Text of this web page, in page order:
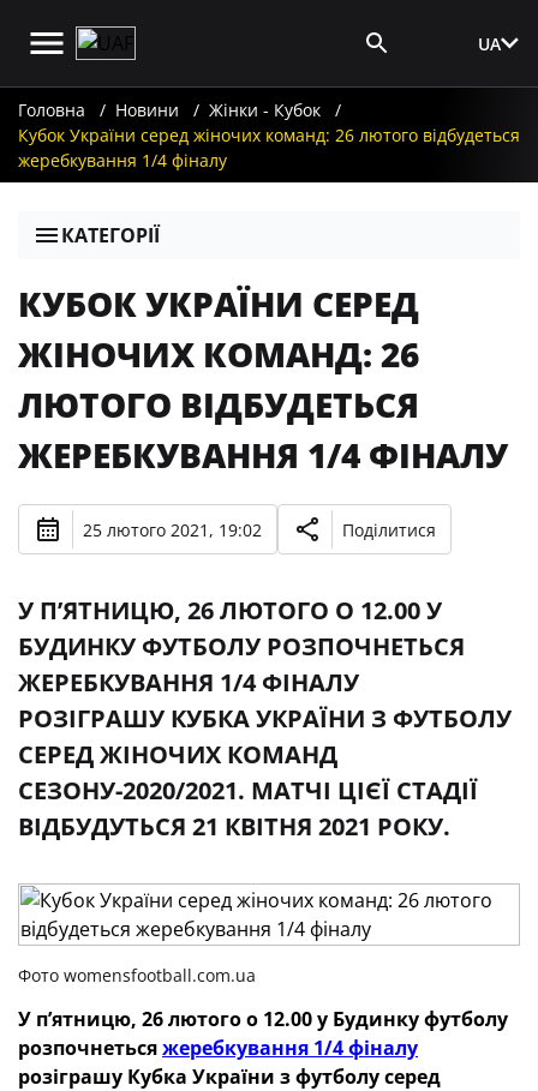
UA
Головна Новини
Жінки - Кубок
Кубок України серед жіночих команд: 26 лютого відбудеться
жеребкування 1/4 фіналу
КАТЕГОРІЇ
КУБОК УКРАЇНИ СЕРЕД
ЖІНОЧИХ КОМАНД: 26
ЛЮТОГО ВІДБУДЕТЬСЯ
ЖЕРЕБКУВАННЯ 1/4 ФІНАЛУ
25 лютого 2021, 19:02 Поділитися
У П’ЯТНИЦЮ, 26 ЛЮТОГО О 12.00 У
БУДИНКУ ФУТБОЛУ РОЗПОЧНЕТЬСЯ
ЖЕРЕБКУВАННЯ 1/4 ФІНАЛУ
РОЗІГРАШУ КУБКА УКРАЇНИ З ФУТБОЛУ
СЕРЕД ЖІНОЧИХ КОМАНД
СЕЗОНУ-2020/2021. МАТЧІ ЦІЄЇ СТАДІЇ
ВІДБУДУТЬСЯ 21 КВІТНЯ 2021 РОКУ.
Фото womensfootball.com.ua
У п’ятницю, 26 лютого о 12.00 у Будинку футболу
розпочнетьсяжеребкування 1/4 фіналу
розіграшу Кубка України з футболу серед